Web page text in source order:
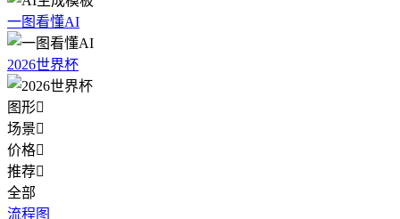
一图看懂AI
2026世界杯
图形
场景
价格
推荐
全部
流程图